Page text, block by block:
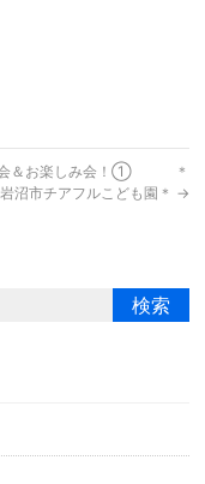
会＆お楽しみ会！① ＊
岩沼市チアフルこども園＊ →